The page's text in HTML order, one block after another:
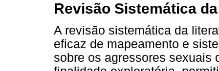
Revisão Sistemática
A revisão sistemática da
eficaz de mapeamento e
sobre os agressores sexuais